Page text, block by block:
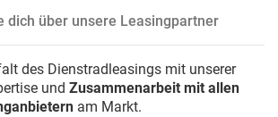
dich über unsere Leasingpartner
des Dienstradleasings mit unserer
und Zusammenarbeit mit allen
am Markt.